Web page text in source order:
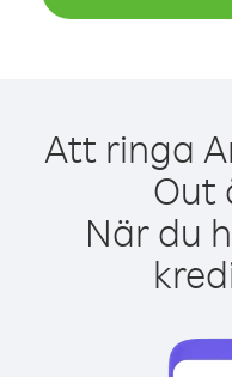
Att ringa
Out
När du